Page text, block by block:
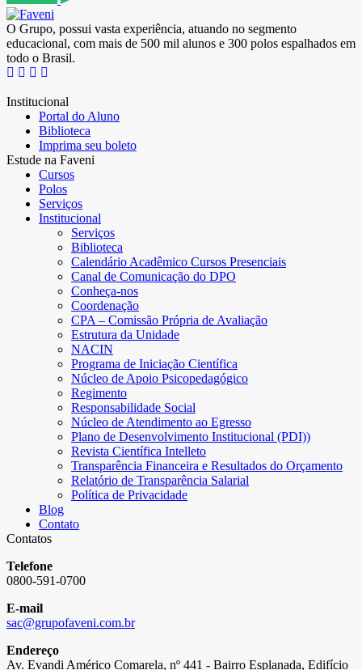
O Grupo, possui vasta experiência, atuando no segmento
educacional, com mais de 500 mil alunos e 300 polos espalhados em
todo o Brasil.
Institucional
Portal do Aluno
Biblioteca
Imprima seu boleto
Estude na Faveni
Cursos
Polos
Serviços
Institucional
Serviços
Biblioteca
Calendário Acadêmico Cursos Presenciais
Canal de Comunicação do DPO
Conheça-nos
Coordenação
CPA – Comissão Própria de Avaliação
Estrutura da Unidade
NACIN
Programa de Iniciação Científica
Núcleo de Apoio Psicopedagógico
Regimento
Responsabilidade Social
Núcleo de Atendimento ao Egresso
Plano de Desenvolvimento Institucional (PDI))
Revista Científica Intelleto
Transparência Financeira e Resultados do Orçamento
Relatório de Transparência Salarial
Política de Privacidade
Blog
Contato
Contatos
Telefone
0800-591-0700
E-mail
sac@grupofaveni.com.br
Endereço
Av. Evandi Américo Comarela, nº 441 - Bairro Esplanada, Edifício